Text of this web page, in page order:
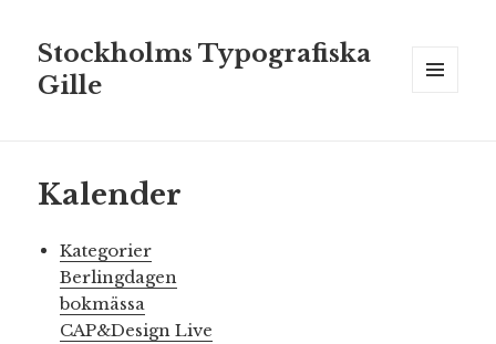
Stockholms Typografiska
Gille
Kalender
Kategorier
Berlingdagen
bokmässa
CAP&Design Live